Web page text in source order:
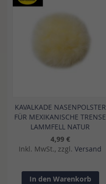
KAVALKADE NASENPOLSTER
FÜR MEXIKANISCHE TRENSE
LAMMFELL NATUR
4,99 €
Inkl. MwSt., zzgl. Versand
In den Warenkorb